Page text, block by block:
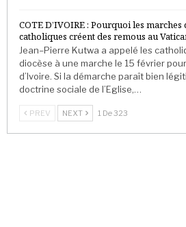
COTE D’IVOIRE : Pourquoi les marches
catholiques créent des remous au
Jean–Pierre Kutwa a appelé les
diocèse à une marche le 15 février
d’Ivoire. Si la démarche paraît bien
doctrine sociale de l’Eglise,…
PREV NEXT 1 De 323